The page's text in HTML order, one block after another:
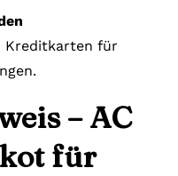
Kreditkarten für
– AC
für